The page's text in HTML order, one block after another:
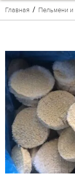
Главная Пельмени